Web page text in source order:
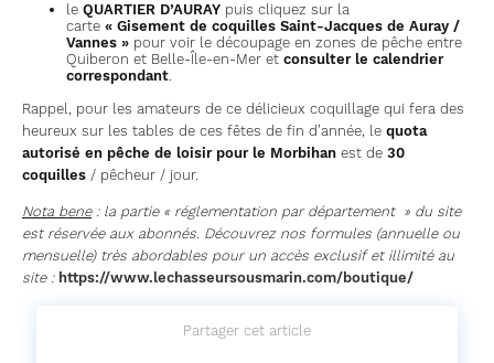
le QUARTIER D’AURAY puis cliquez sur la
carte « Gisement de coquilles Saint-Jacques de Auray /
Vannes » pour voir le découpage en zones de pêche entre
Quiberon et Belle-Île-en-Mer et consulter le calendrier
correspondant.
Rappel, pour les amateurs de ce délicieux coquillage qui fera des
heureux sur les tables de ces fêtes de fin d’année, le quota
autorisé en pêche de loisir pour le Morbihan est de 30
coquilles / pêcheur / jour.
Nota bene: la partie « réglementation par département » du site
est réservée aux abonnés. Découvrez nos formules (annuelle ou
mensuelle) très abordables pour un accès exclusif et illimité au
site : https://www.lechasseursousmarin.com/boutique/
Partager cet article